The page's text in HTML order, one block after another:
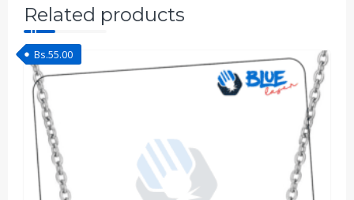
Related products
Bs.55.00